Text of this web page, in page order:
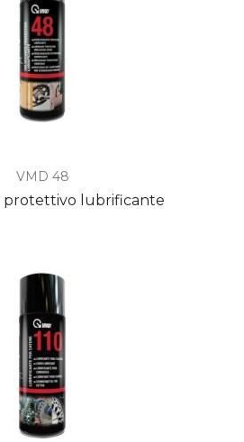
VMD 48
protettivo lubrificante